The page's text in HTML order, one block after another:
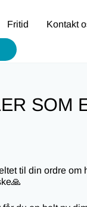
Fritid Kontakt
SOM
til din ordre
🙏